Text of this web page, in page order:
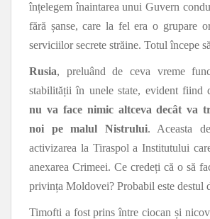
înțelegem înaintarea unui Guvern
fără șanse, care la fel era o grupare
serviciilor secrete străine. Totul începe
Rusia, preluând de ceva vreme
stabilității în unele state, evident fiind
nu va face nimic altceva decât va
noi pe malul Nistrului. Aceasta
activizarea la Tiraspol a Institutului
anexarea Crimeei. Ce credeți că o să
privința Moldovei? Probabil este destul
Timofti a fost prins între ciocan și